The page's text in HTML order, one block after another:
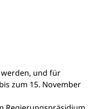
und für
zum 15. November